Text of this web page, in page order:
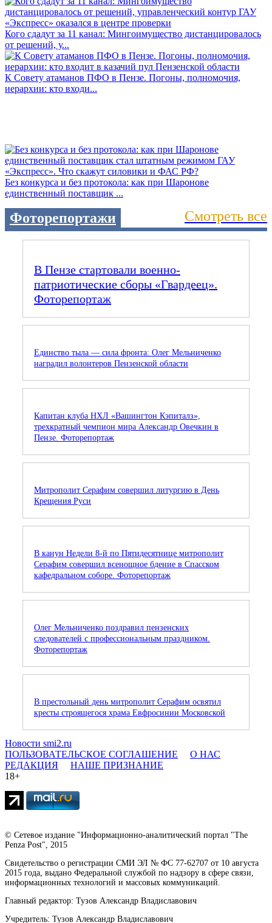
Кого сдадут за 11 канал: Мингоимущество дистанцировалось
от решений, у...
К Совету атаманов ПФО в Пензе. Погоны, полномочия,
иерархии: кто входи...
Без конкурса и без протокола: как при Шаронове
единственный поставщик ...
Фоторепортажи Смотреть все
В Пензе стартовали военно-
патриотические сборы «Гвардеец».
Фоторепортаж
Единство тыла — сила фронта: Олег Мельниченко
наградил волонтеров Пензенской области
Капитан клуба НХЛ «Вашингтон Кэпиталз»,
трехкратный чемпион мира Александр Овечкин в
Пензе. Фоторепортаж
Митрополит Серафим совершил литургию в День
Крещения Руси
В канун Недели 8-й по Пятидесятнице митрополит
Серафим совершил всенощное бдение в Спасском
кафедральном соборе. Фоторепортаж
Олег Мельниченко поздравил пензенских
следователей с профессиональным праздником.
Фоторепортаж
В престольный день митрополит Серафим освятил
кресты строящегося храма Евфросинии Московской
Новости smi2.ru
ПОЛЬЗОВАТЕЛЬСКОЕ СОГЛАШЕНИЕ
О НАС
РЕДАКЦИЯ
НАШЕ ПРИЗНАНИЕ
18+
© Сетевое издание "Информационно-аналитический портал "The
Penza Post", 2015
Свидетельство о регистрации СМИ ЭЛ № ФС 77-62707 от 10 августа
2015 года, выдано Федеральной службой по надзору в сфере связи,
информационных технологий и массовых коммуникаций.
Главный редактор: Тузов Александр Владиславович
Учредитель: Тузов Александр Владиславович